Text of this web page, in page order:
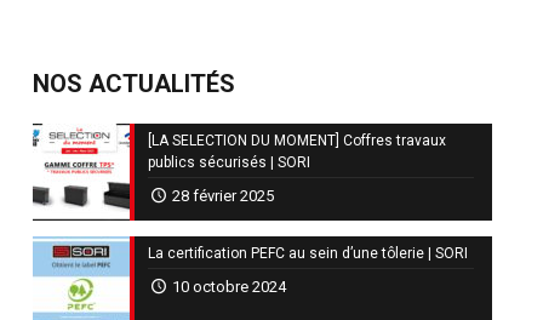
NOS ACTUALITÉS
[LA SELECTION DU MOMENT] Coffres travaux
publics sécurisés | SORI
28 février 2025
La certification PEFC au sein d’une tôlerie | SORI
10 octobre 2024